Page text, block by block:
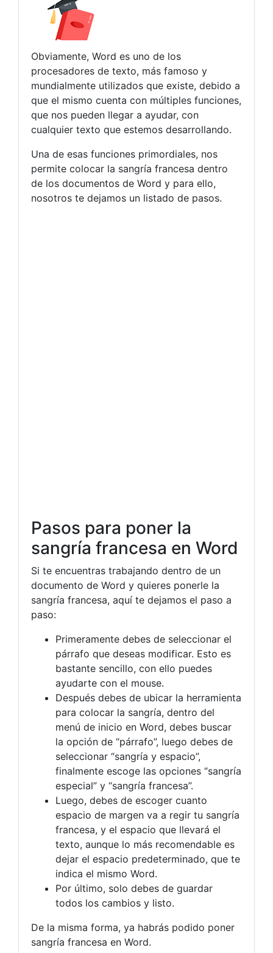
Obviamente, Word es uno de los
procesadores de texto, más famoso y
mundialmente utilizados que existe, debido a
que el mismo cuenta con múltiples funciones,
que nos pueden llegar a ayudar, con
cualquier texto que estemos desarrollando.
Una de esas funciones primordiales, nos
permite colocar la sangría francesa dentro
de los documentos de Word y para ello,
nosotros te dejamos un listado de pasos.
Pasos para poner la
sangría francesa en Word
Si te encuentras trabajando dentro de un
documento de Word y quieres ponerle la
sangría francesa, aquí te dejamos el paso a
paso:
Primeramente debes de seleccionar el
párrafo que deseas modificar. Esto es
bastante sencillo, con ello puedes
ayudarte con el mouse.
Después debes de ubicar la herramienta
para colocar la sangría, dentro del
menú de inicio en Word, debes buscar
la opción de “párrafo”, luego debes de
seleccionar “sangría y espacio”,
finalmente escoge las opciones “sangría
especial” y “sangría francesa”.
Luego, debes de escoger cuanto
espacio de margen va a regir tu sangría
francesa, y el espacio que llevará el
texto, aunque lo más recomendable es
dejar el espacio predeterminado, que te
indica el mismo Word.
Por último, solo debes de guardar
todos los cambios y listo.
De la misma forma, ya habrás podido poner
sangría francesa en Word.